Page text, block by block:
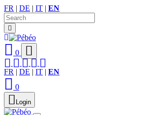
FR | DE | IT | EN
0
FR | DE | IT | EN
0
Login